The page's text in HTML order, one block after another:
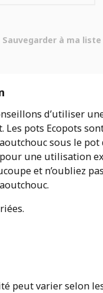
Sauvegarder à ma liste
d’utiliser
Les pots Ecopots
sous le pot
une utilisation
et n’oubliez
peut varier selon